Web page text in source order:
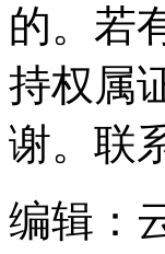
的。若
持权属
谢。联
编辑：